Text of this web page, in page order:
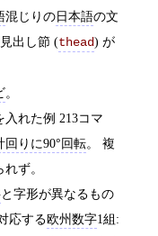
混じりの日本語の文
出し節 (thead) が
。
れた例 213コマ
回りに90°回転。 複
ず。
と字形が異なるもの
応する欧州数字1組: